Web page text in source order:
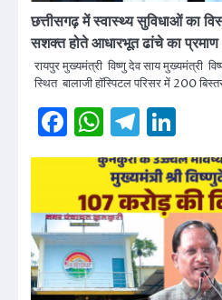
छत्तीसगढ़ में स्वास्थ्य सुविधाओं का
सशक्त होते आधारभूत ढांचे का
रायपुर मुख्यमंत्री विष्णु देव साय मुख्यमंत्री
स्थित बालाजी हॉस्पिटल परिसर में 200
Facebook